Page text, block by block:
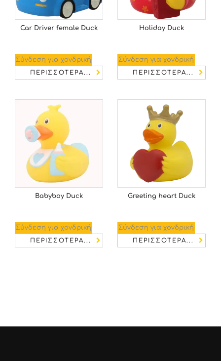
Car Driver female Duck
Σύνδεση για χονδρική
ΠΕΡΙΣΣΌΤΕΡΑ...
Holiday Duck
Σύνδεση για χονδρική
ΠΕΡΙΣΣΌΤΕΡΑ...
Babyboy Duck
Σύνδεση για χονδρική
ΠΕΡΙΣΣΌΤΕΡΑ...
Greeting heart Duck
Σύνδεση για χονδρική
ΠΕΡΙΣΣΌΤΕΡΑ...